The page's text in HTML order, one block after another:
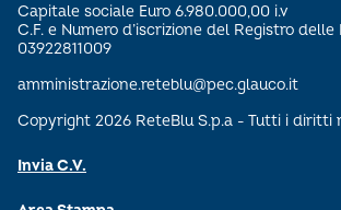
Capitale sociale Euro 6.980.000,00 i.v
C.F. e Numero d’iscrizione del Registro
03922811009
amministrazione.reteblu@pec.glauco.it
Copyright 2026 ReteBlu S.p.a - Tutti i diritti
Invia C.V.